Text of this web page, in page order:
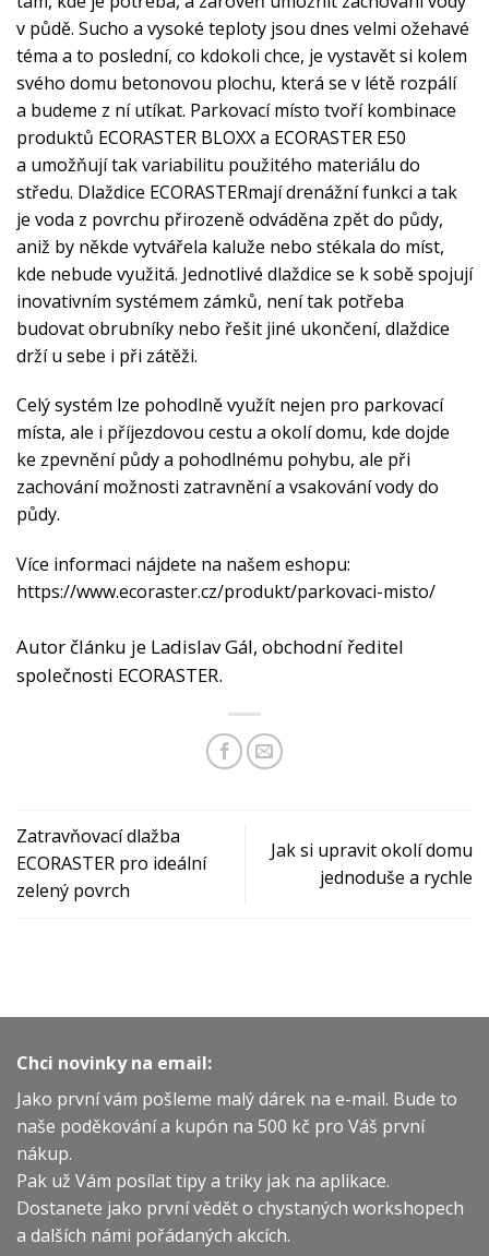
v půdě. Sucho a vysoké teploty jsou dnes velmi ožehavé
téma a to poslední, co kdokoli chce, je vystavět si kolem
svého domu betonovou plochu, která se v létě rozpálí
a budeme z ní utíkat. Parkovací místo tvoří kombinace
produktů ECORASTER BLOXX a ECORASTER E50
a umožňují tak variabilitu použitého materiálu do
středu. Dlaždice ECORASTERmají drenážní funkci a tak
je voda z povrchu přirozeně odváděna zpět do půdy,
aniž by někde vytvářela kaluže nebo stékala do míst,
kde nebude využitá. Jednotlivé dlaždice se k sobě spojují
inovativním systémem zámků, není tak potřeba
budovat obrubníky nebo řešit jiné ukončení, dlaždice
drží u sebe i při zátěži.
Celý systém lze pohodlně využít nejen pro parkovací
místa, ale i příjezdovou cestu a okolí domu, kde dojde
ke zpevnění půdy a pohodlnému pohybu, ale při
zachování možnosti zatravnění a vsakování vody do
půdy.
Více informaci nájdete na našem eshopu:
https://www.ecoraster.cz/produkt/parkovaci-misto/
Autor článku je Ladislav Gál, obchodní ředitel
společnosti ECORASTER.
Zatravňovací dlažba
ECORASTER pro ideální
zelený povrch
Jak si upravit okolí domu
jednoduše a rychle
Chci novinky na email:
Jako první vám pošleme malý dárek na e-mail. Bude to
naše poděkování a kupón na 500 kč pro Váš první
nákup.
Pak už Vám posílat tipy a triky jak na aplikace.
Dostanete jako první vědět o chystaných workshopech
a dalších námi pořádaných akcích.